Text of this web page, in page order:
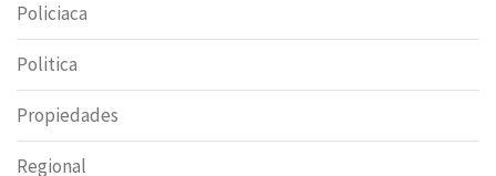
Policiaca
Politica
Propiedades
Regional